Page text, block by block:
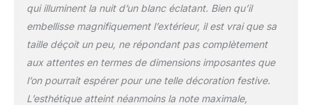
qui illuminent la nuit d’un blanc éclatant. Bien qu’il
embellisse magnifiquement l’extérieur, il est vrai que sa
taille déçoit un peu, ne répondant pas complètement
aux attentes en termes de dimensions imposantes que
l’on pourrait espérer pour une telle décoration festive.
L’esthétique atteint néanmoins la note maximale,